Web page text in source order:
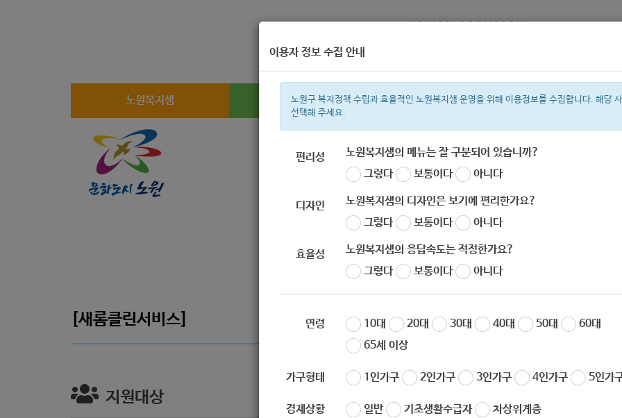
노원복지샘 복지정보 복지서비스 신청 복지
복지관 지원금 이용시설 ìº 성민복지관
이용자 정보 수집 안내
노원구 복지정책 수립과 효율적인 노원복지샘 운영을 위해 이용정보를 수집합니다. 해당
선택해 주세요.
편리성
노원복지샘의 메뉴는 잘 구분되어 있습니까?
그렇다
보통이다 아니다
디자인
노원복지샘의 디자인은 보기에 편리한가요?
그렇다
보통이다 아니다
효율성
노원복지샘의 응답속도는 적정한가요?
그렇다
보통이다 아니다
연령 10대 20대 30대 40대 50대
60대
65세 이상
가구형태 1인가구 2인가구 3인가구 4인가구 5인가
경제상황 일반 기초생활수급자 차상위계층
[새롬클린서비스]
지원대상